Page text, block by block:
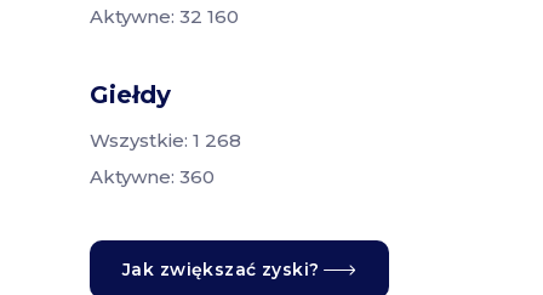
Aktywne: 32 160
Giełdy
Wszystkie: 1 268
Aktywne: 360
Jak zwiększać zyski?